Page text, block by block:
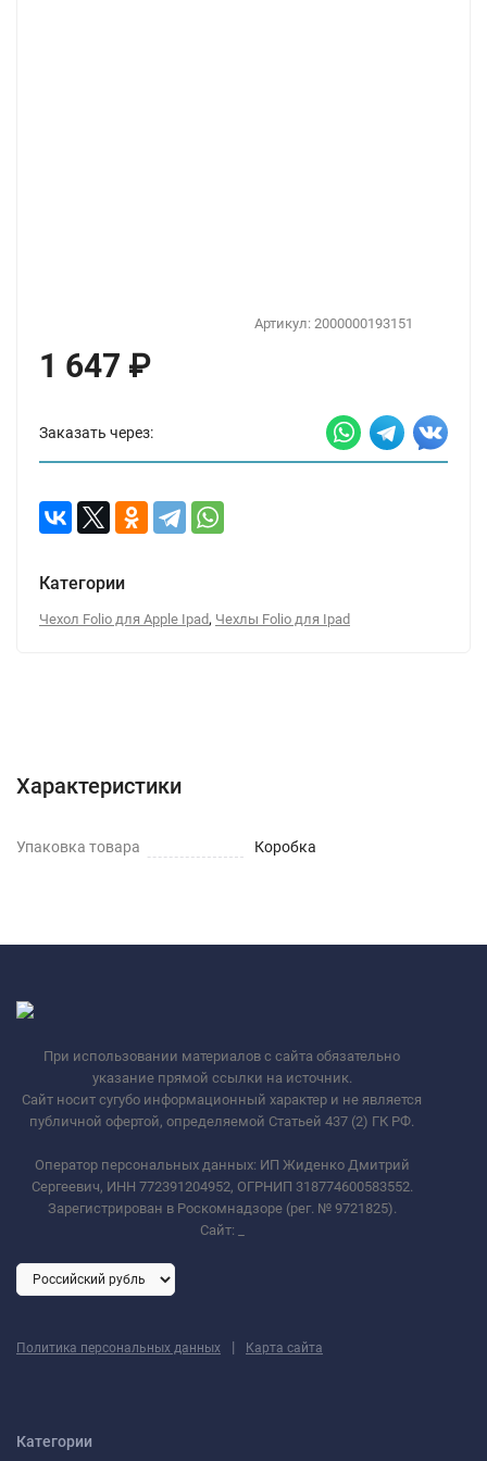
Артикул: 2000000193151
1 647 ₽
Заказать через:
Категории
Чехол Folio для Apple Ipad, Чехлы Folio для Ipad
Характеристики
Упаковка товара Коробка
При использовании материалов с сайта обязательно
указание прямой ссылки на источник.
Сайт носит сугубо информационный характер и не является
публичной офертой, определяемой Статьей 437 (2) ГК РФ.
Оператор персональных данных: ИП Жиденко Дмитрий
Сергеевич, ИНН 772391204952, ОГРНИП 318774600583552.
Зарегистрирован в Роскомнадзоре (рег. № 9721825).
Сайт:
Политика персональных данных | Карта сайта
Категории